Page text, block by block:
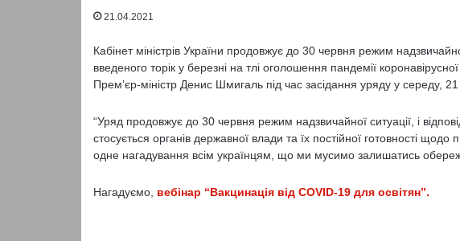
21.04.2021
Кабінет міністрів України продовжує до 30 червня режим
введеного торік у березні на тлі оголошення пандемії
Прем’єр-міністр Денис Шмигаль під час засідання уряду у середу, 21
“Уряд продовжує до 30 червня режим надзвичайної ситуації, і
стосується органів державної влади та їх постійної готовності
одне нагадування всім українцям, що ми мусимо залишатись
Нагадуємо, вебінар “Вакцинація від COVID-19 для освітян”.